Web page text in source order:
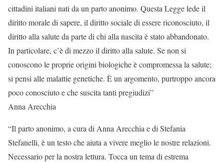
cittadini italiani nati da un parto anonimo. Questa Legge lede il
diritto morale di sapere, il diritto sociale di essere riconosciuto, il
diritto alla salute da parte di chi alla nascita è stato abbandonato.
In particolare, c’è di mezzo il diritto alla salute. Se non si
conoscono le proprie origini biologiche è compromessa la salute;
si pensi alle malattie genetiche. È un argomento, purtroppo ancora
poco conosciuto e che suscita tanti pregiudizi”
Anna Arecchia
“Il parto anonimo, a cura di Anna Arecchia e di Stefania
Stefanelli, è un testo che aiuta a vivere meglio le nostre relazioni.
Necessario per la nostra lettura. Tocca un tema di estrema